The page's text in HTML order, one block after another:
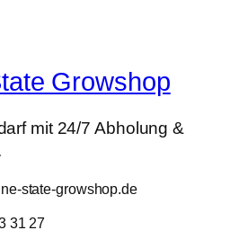
Growshop
mit 24/7 Abholung &
state-growshop.de
31 27